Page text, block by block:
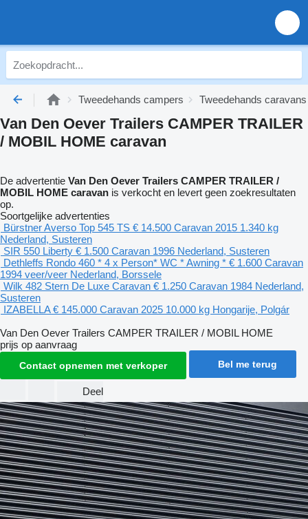
Tweedehands campers Tweedehands caravans
Van Den Oever Trailers CAMPER TRAILER
/ MOBIL HOME caravan
De advertentie Van Den Oever Trailers CAMPER TRAILER /
MOBIL HOME caravan is verkocht en levert geen zoekresultaten
op.
Soortgelijke advertenties
Bürstner Averso Top 545 TS € 14.500 Caravan 2015 1.340 kg
Nederland, Susteren
SIR 550 Liberty € 1.500 Caravan 1996 Nederland, Susteren
Dethleffs Rondo 460 * 4 x Person* WC * Awning * € 1.600 Caravan
1994 veer/veer Nederland, Borssele
Wilk 482 Stern De Luxe Caravan € 1.250 Caravan 1984 Nederland,
Susteren
IZABELLA € 145.000 Caravan 2025 10.000 kg Hongarije, Polgár
Van Den Oever Trailers CAMPER TRAILER / MOBIL HOME
prijs op aanvraag
Contact opnemen met verkoper Bel me terug
Deel